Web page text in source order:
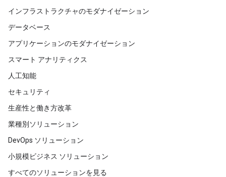
インフラストラクチャのモダナイゼーション
データベース
アプリケーションのモダナイゼーション
スマート アナリティクス
人工知能
セキュリティ
生産性と働き方改革
業種別ソリューション
DevOps ソリューション
小規模ビジネス ソリューション
すべてのソリューションを見る